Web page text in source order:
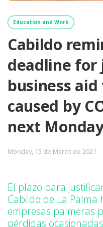
Education and Work
Cabildo
deadline
business
caused by
next
Monday, 15 de March de 2021
El plazo para
Cabildo de La Palma
empresas palmeras
pérdidas